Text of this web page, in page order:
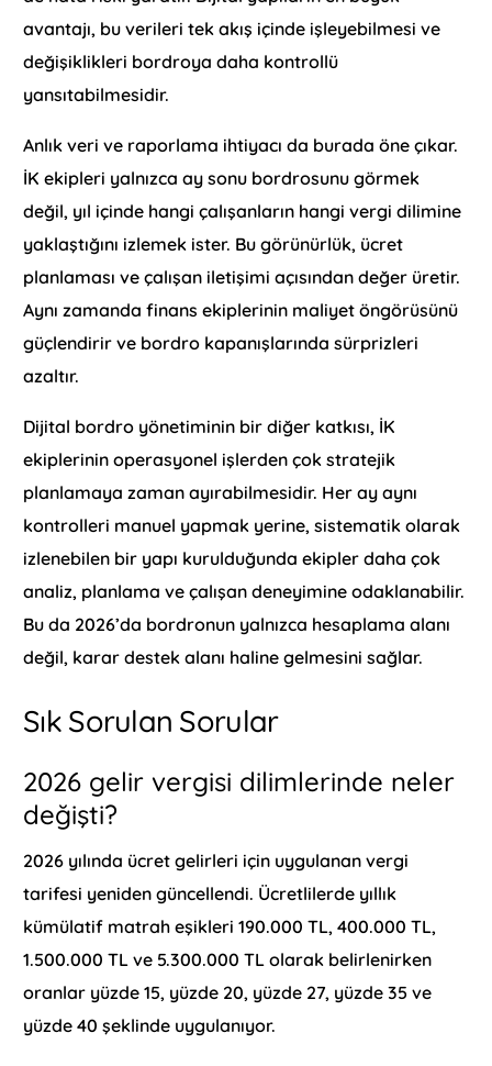
avantajı, bu verileri tek akış içinde işleyebilmesi ve
değişiklikleri bordroya daha kontrollü
yansıtabilmesidir.
Anlık veri ve raporlama ihtiyacı da burada öne çıkar.
İK ekipleri yalnızca ay sonu bordrosunu görmek
değil, yıl içinde hangi çalışanların hangi vergi dilimine
yaklaştığını izlemek ister. Bu görünürlük, ücret
planlaması ve çalışan iletişimi açısından değer üretir.
Aynı zamanda finans ekiplerinin maliyet öngörüsünü
güçlendirir ve bordro kapanışlarında sürprizleri
azaltır.
Dijital bordro yönetiminin bir diğer katkısı, İK
ekiplerinin operasyonel işlerden çok stratejik
planlamaya zaman ayırabilmesidir. Her ay aynı
kontrolleri manuel yapmak yerine, sistematik olarak
izlenebilen bir yapı kurulduğunda ekipler daha çok
analiz, planlama ve çalışan deneyimine odaklanabilir.
Bu da 2026’da bordronun yalnızca hesaplama alanı
değil, karar destek alanı haline gelmesini sağlar.
Sık Sorulan Sorular
2026 gelir vergisi dilimlerinde neler
değişti?
2026 yılında ücret gelirleri için uygulanan vergi
tarifesi yeniden güncellendi. Ücretlilerde yıllık
kümülatif matrah eşikleri 190.000 TL, 400.000 TL,
1.500.000 TL ve 5.300.000 TL olarak belirlenirken
oranlar yüzde 15, yüzde 20, yüzde 27, yüzde 35 ve
yüzde 40 şeklinde uygulanıyor.